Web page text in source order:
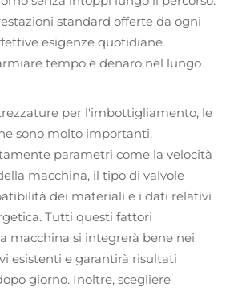
standard offerte da ogni
esigenze quotidiane
tempo e denaro nel lungo
per l'imbottigliamento, le
sono molto importanti.
parametri come la velocità
macchina, il tipo di valvole
dei materiali e i dati relativi
Tutti questi fattori
macchina si integrerà bene nei
esistenti e garantirà risultati
giorno. Inoltre, scegliere